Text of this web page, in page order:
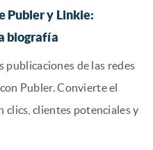
Publer y Linkie:
biografía
de las redes
Publer. Convierte el
clics, clientes potenciales y